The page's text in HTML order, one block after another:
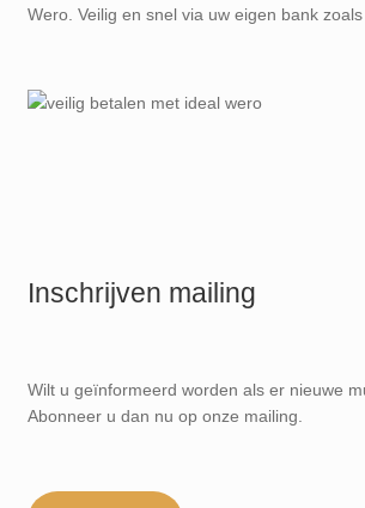
Wero. Veilig en snel via uw eigen bank
Inschrijven mailing
Wilt u geïnformeerd worden als er nieuwe
Abonneer u dan nu op onze mailing.